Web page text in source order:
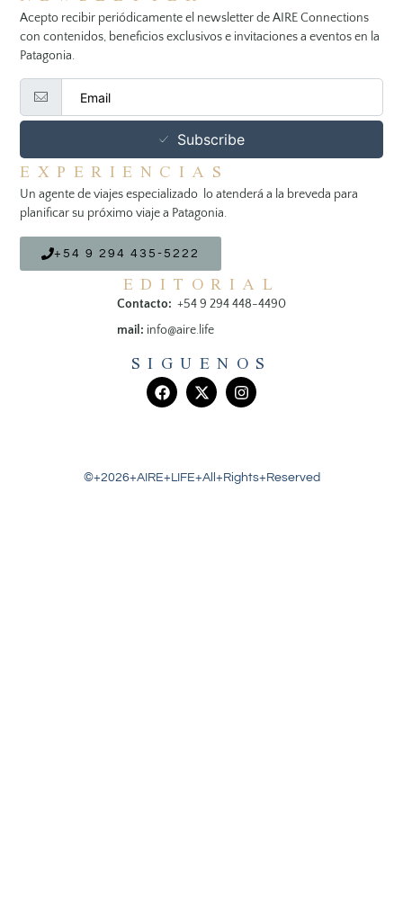
Acepto recibir periódicamente el newsletter de AIRE Connections
con contenidos, beneficios exclusivos e invitaciones a eventos en la
Patagonia.
Subscribe
EXPERIENCIAS
Un agente de viajes especializado lo atenderá a la breveda para
planificar su próximo viaje a Patagonia.
+54 9 294 435-5222
EDITORIAL
Contacto: +54 9 294 448-4490
mail: info@aire.life
SIGUENOS
©+2026+AIRE+LIFE+All+Rights+Reserved